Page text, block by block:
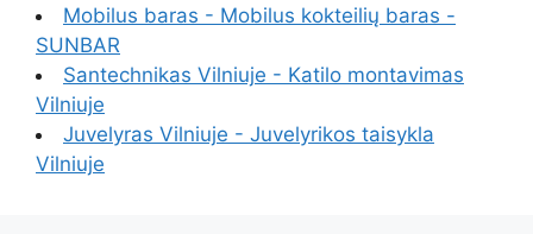
Mobilus baras - Mobilus kokteilių baras -
SUNBAR
Santechnikas Vilniuje - Katilo montavimas
Vilniuje
Juvelyras Vilniuje - Juvelyrikos taisykla
Vilniuje